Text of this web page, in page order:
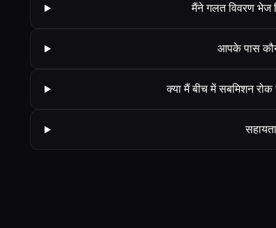
मैंने गलत विवरण भेज
आपके पास
क्या मैं बीच में सबमिशन रोक